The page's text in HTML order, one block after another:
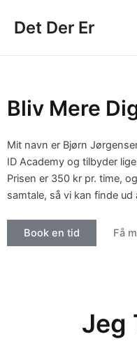
Det Der Er
Bliv Mere
Mit navn er Bjørn
ID Academy og tilbyder
Prisen er 350 kr pr. time,
samtale, så vi kan finde
Book en tid Få
Jeg